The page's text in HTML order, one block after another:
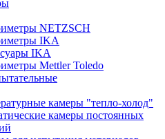
NETZSCH
IKA
IKA
Mettler Toledo
камеры "тепло-холод"
камеры постоянных